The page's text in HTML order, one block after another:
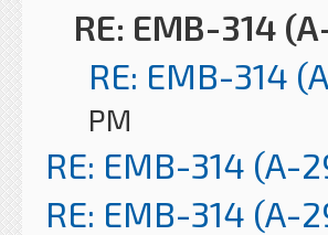
RE: EMB-314
RE: EMB-314
PM
RE: EMB-314 (A-
RE: EMB-314 (A-